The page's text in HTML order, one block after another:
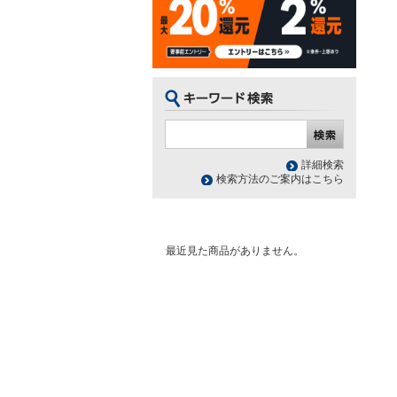
詳細検索
検索方法のご案内はこちら
最近見た商品がありません。